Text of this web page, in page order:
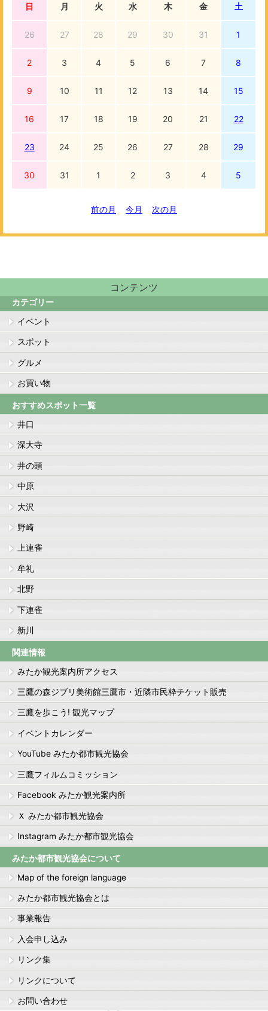
日 月 火 水 木 金 土
26 27 28 29 30 31 1
2 3 4 5 6 7 8
9 10 11 12 13 14 15
16 17 18 19 20 21 22
23 24 25 26 27 28 29
30 31 1 2 3 4 5
前の月 今月 次の月
コンテンツ
カテゴリー
イベント
スポット
グルメ
お買い物
おすすめスポット一覧
井口
深大寺
井の頭
中原
大沢
野崎
上連雀
牟礼
北野
下連雀
新川
関連情報
みたか観光案内所アクセス
三鷹の森ジブリ美術館三鷹市・近隣市民枠チケット販売
三鷹を歩こう! 観光マップ
イベントカレンダー
YouTube みたか都市観光協会
三鷹フィルムコミッション
Facebook みたか観光案内所
Ｘ みたか都市観光協会
Instagram みたか都市観光協会
みたか都市観光協会について
Map of the foreign language
みたか都市観光協会とは
事業報告
入会申し込み
リンク集
リンクについて
お問い合わせ